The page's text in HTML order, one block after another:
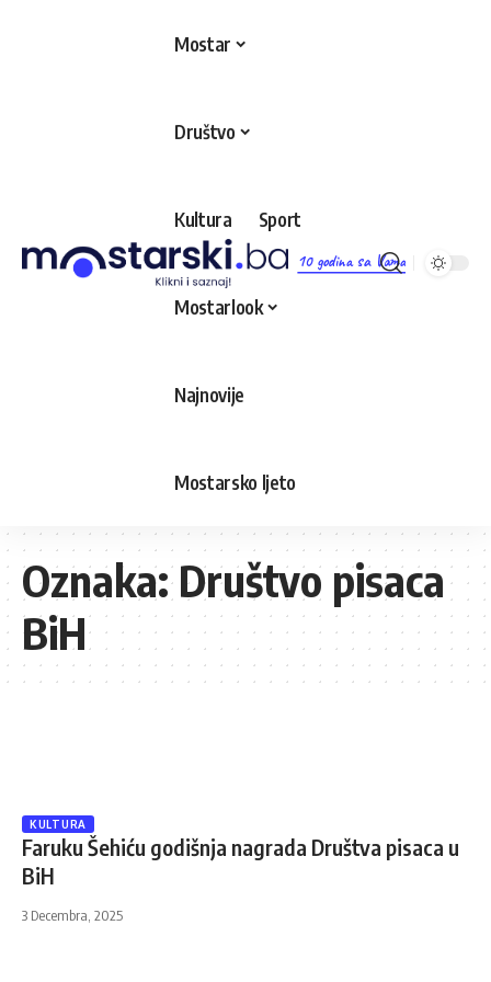
10 godina sa Vama
Mostar
Društvo
Kultura Sport
Mostarlook
Najnovije
Mostarsko ljeto
Oznaka:Društvo pisaca
BiH
KULTURA
Faruku Šehiću godišnja nagrada Društva pisaca u
BiH
3 Decembra, 2025